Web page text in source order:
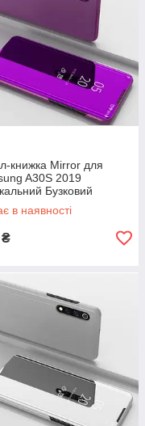
книжка Mirror для
A30S 2019
Бузковий
в наявності
₴